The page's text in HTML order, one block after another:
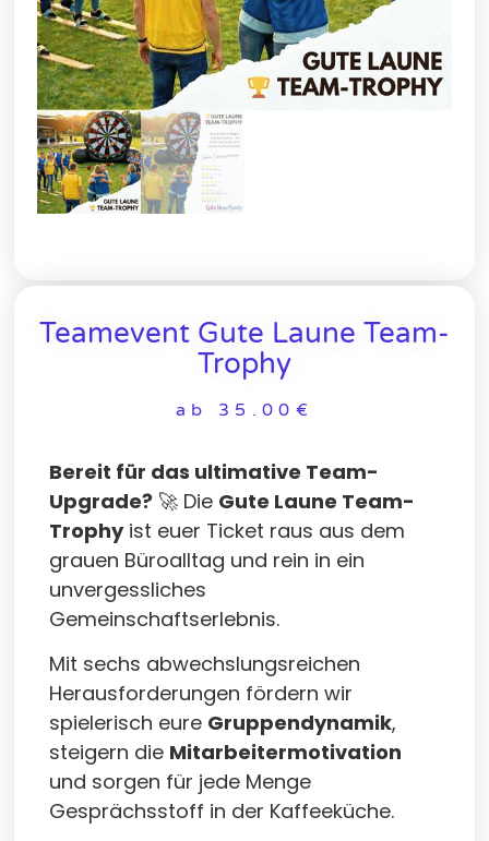
Teamevent Gute Laune Team-
Trophy
ab 35.00 €
Bereit für das ultimative Team-
Upgrade? 🚀 Die Gute Laune Team-
Trophyist euer Ticket raus aus dem
grauen Büroalltag und rein in ein
unvergessliches
Gemeinschaftserlebnis.
Mit sechs abwechslungsreichen
Herausforderungen fördern wir
spielerisch eure Gruppendynamik,
steigern die Mitarbeitermotivation
und sorgen für jede Menge
Gesprächsstoff in der Kaffeeküche.